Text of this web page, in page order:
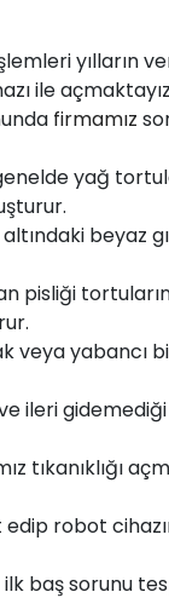
yılların
ile
firmamız
yağ
beyaz
pisliği
veya yabancı
ileri gidemediği
tıkanıklığı
edip robot
baş sorunu